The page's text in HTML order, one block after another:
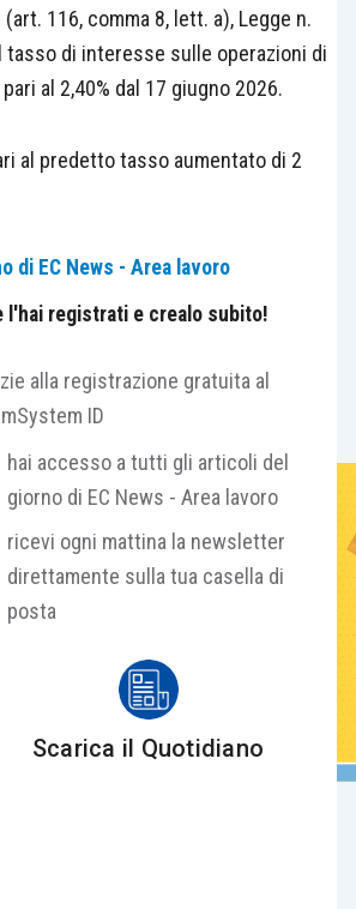
116, comma 8, lett. a), Legge n.
di interesse sulle operazioni di
pari al 2,40% dal 17 giugno 2026.
al predetto tasso aumentato di 2
di EC News - Area lavoro
l'hai registrati e crealo subito!
alla registrazione gratuita al
ID
hai accesso a tutti gli articoli del
giorno di EC News - Area lavoro
ricevi ogni mattina la newsletter
direttamente sulla tua casella di
posta
Scarica il Quotidiano